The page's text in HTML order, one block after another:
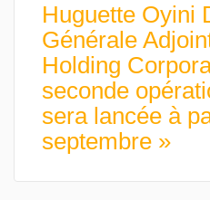
Huguette Oyini
Générale
Holding
seconde
sera lancée à
septembre »